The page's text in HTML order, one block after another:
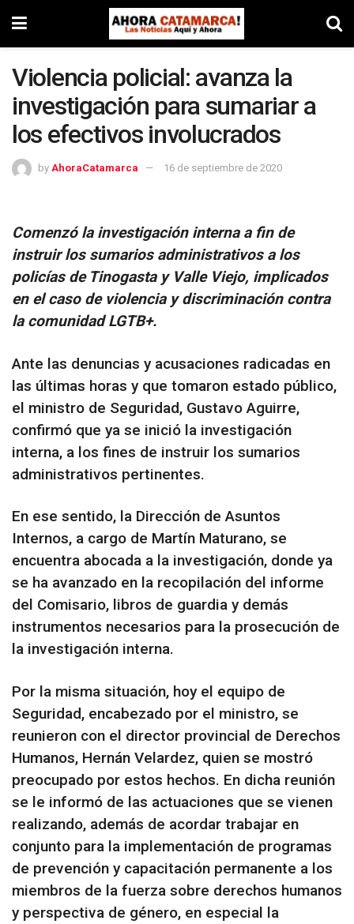
Violencia policial: avanza la
investigación para sumariar a
los efectivos involucrados
by AhoraCatamarca 16 de septiembre de 2020
Comenzó la investigación interna a fin de
instruir los sumarios administrativos a los
policías de Tinogasta y Valle Viejo, implicados
en el caso de violencia y discriminación contra
la comunidad LGTB+.
Ante las denuncias y acusaciones radicadas en
las últimas horas y que tomaron estado público,
el ministro de Seguridad, Gustavo Aguirre,
confirmó que ya se inició la investigación
interna, a los fines de instruir los sumarios
administrativos pertinentes.
En ese sentido, la Dirección de Asuntos
Internos, a cargo de Martín Maturano, se
encuentra abocada a la investigación, donde ya
se ha avanzado en la recopilación del informe
del Comisario, libros de guardia y demás
instrumentos necesarios para la prosecución de
la investigación interna.
Por la misma situación, hoy el equipo de
Seguridad, encabezado por el ministro, se
reunieron con el director provincial de Derechos
Humanos, Hernán Velardez, quien se mostró
preocupado por estos hechos. En dicha reunión
se le informó de las actuaciones que se vienen
realizando, además de acordar trabajar en
conjunto para la implementación de programas
de prevención y capacitación permanente a los
miembros de la fuerza sobre derechos humanos
y perspectiva de género, en especial la